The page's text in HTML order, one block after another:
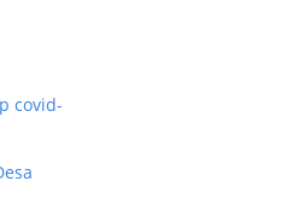
covid-